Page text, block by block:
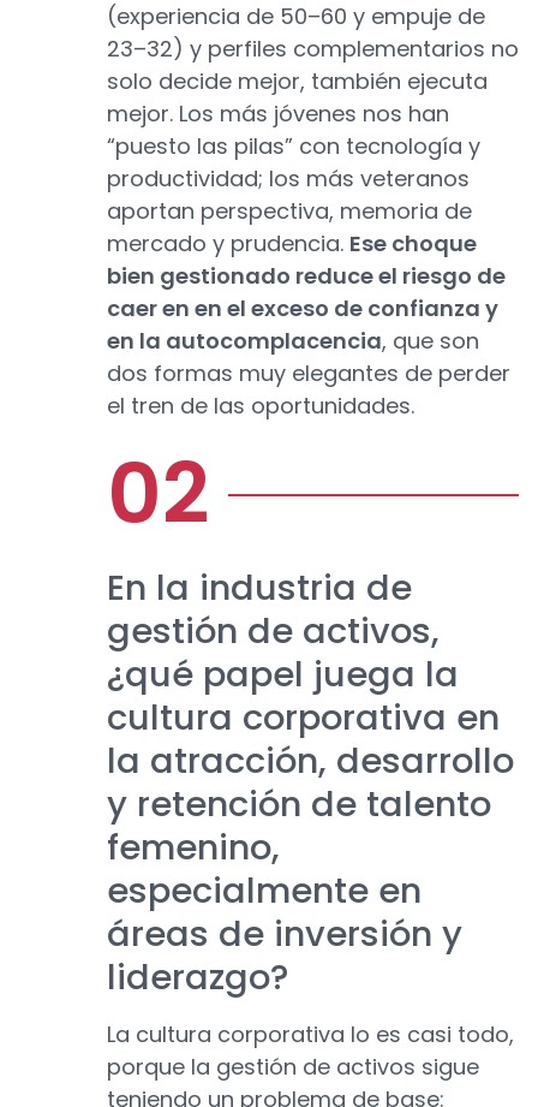
(experiencia de 50–60 y empuje de
23–32) y perfiles complementarios no
solo decide mejor, también ejecuta
mejor. Los más jóvenes nos han
“puesto las pilas” con tecnología y
productividad; los más veteranos
aportan perspectiva, memoria de
mercado y prudencia. Ese choque
bien gestionado reduce el riesgo de
caer en en el exceso de confianza y
en la autocomplacencia, que son
dos formas muy elegantes de perder
el tren de las oportunidades.
En la industria de
gestión de activos,
¿qué papel juega la
cultura corporativa en
la atracción, desarrollo
y retención de talento
femenino,
especialmente en
áreas de inversión y
liderazgo?
La cultura corporativa lo es casi todo,
porque la gestión de activos sigue
teniendo un problema de base: